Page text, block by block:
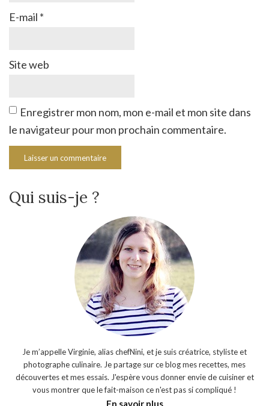
E-mail *
Site web
Enregistrer mon nom, mon e-mail et mon site dans
le navigateur pour mon prochain commentaire.
Qui suis-je ?
Je m’appelle Virginie, alias chefNini, et je suis créatrice, styliste et
photographe culinaire. Je partage sur ce blog mes recettes, mes
découvertes et mes essais. J'espère vous donner envie de cuisiner et
vous montrer que le fait-maison ce n'est pas si compliqué !
En savoir plus